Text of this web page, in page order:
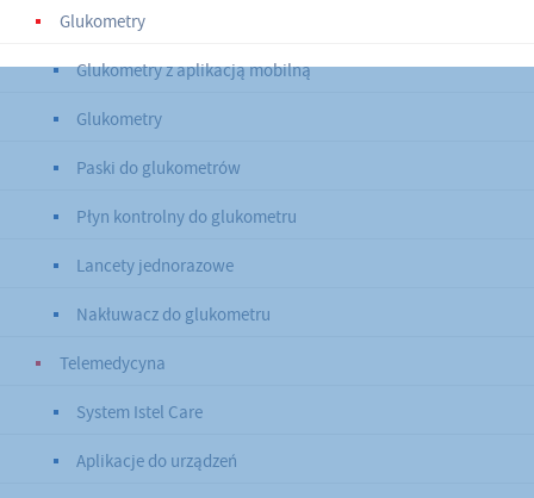
Glukometry
Glukometry z aplikacją mobilną
Glukometry
Paski do glukometrów
Płyn kontrolny do glukometru
Lancety jednorazowe
Nakłuwacz do glukometru
Telemedycyna
System Istel Care
Aplikacje do urządzeń